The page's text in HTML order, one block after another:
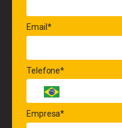
Email*
Telefone*
Empresa*